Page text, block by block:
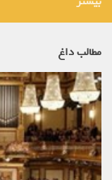
مطالب داغ